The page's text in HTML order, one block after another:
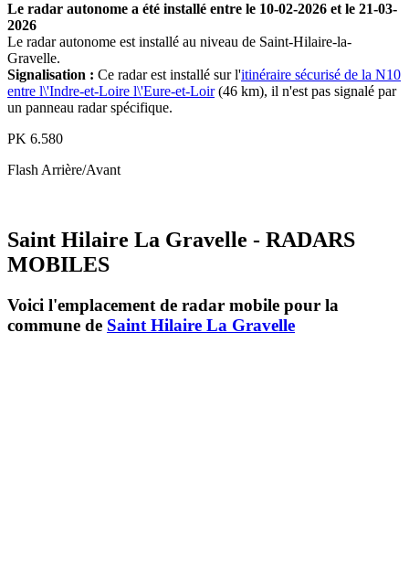
Le radar autonome a été installé entre le 10-02-2026 et le 21-03-
2026
Le radar autonome est installé au niveau de Saint-Hilaire-la-
Gravelle.
Signalisation : Ce radar est installé sur l'itinéraire sécurisé de la N10
entre l\'Indre-et-Loire l\'Eure-et-Loir(46 km), il n'est pas signalé par
un panneau radar spécifique.
PK 6.580
FlashArrière/Avant
Saint Hilaire La Gravelle - RADARS
MOBILES
Voici l'emplacement de radar mobile pour la
commune de Saint Hilaire La Gravelle